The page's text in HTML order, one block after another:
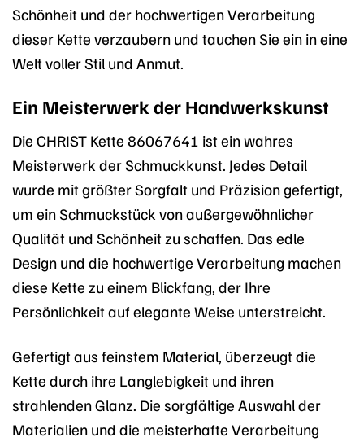
Schönheit und der hochwertigen Verarbeitung
dieser Kette verzaubern und tauchen Sie ein in eine
Welt voller Stil und Anmut.
Ein Meisterwerk der Handwerkskunst
Die CHRIST Kette 86067641 ist ein wahres
Meisterwerk der Schmuckkunst. Jedes Detail
wurde mit größter Sorgfalt und Präzision gefertigt,
um ein Schmuckstück von außergewöhnlicher
Qualität und Schönheit zu schaffen. Das edle
Design und die hochwertige Verarbeitung machen
diese Kette zu einem Blickfang, der Ihre
Persönlichkeit auf elegante Weise unterstreicht.
Gefertigt aus feinstem Material, überzeugt die
Kette durch ihre Langlebigkeit und ihren
strahlenden Glanz. Die sorgfältige Auswahl der
Materialien und die meisterhafte Verarbeitung